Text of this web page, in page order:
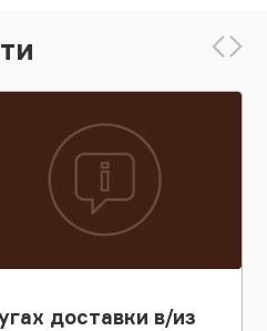
доставки в/из